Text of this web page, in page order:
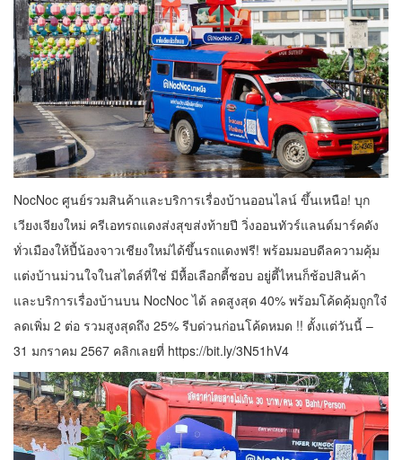
NocNoc ศูนย์รวมสินค้าและบริการเรื่องบ้านออนไลน์ ขึ้นเหนือ! บุก
เวียงเจียงใหม่ ครีเอทรถแดงส่งสุขส่งท้ายปี วิ่งออนทัวร์แลนด์มาร์คดัง
ทั่วเมืองให้ปี้น้องจาวเชียงใหม่ได้ขึ้นรถแดงฟรี! พร้อมมอบดีลความคุ้ม
แต่งบ้านม่วนใจในสไตล์ที่ใช่ มีหื้อเลือกตี้ชอบ อยู่ตี้ไหนก็ช้อปสินค้า
และบริการเรื่องบ้านบน NocNoc ได้ ลดสูงสุด 40% พร้อมโค้ดคุ้มถูกใจ๋
ลดเพิ่ม 2 ต่อ รวมสูงสุดถึง 25% รีบด่วนก่อนโค้ดหมด !! ตั้งแต่วันนี้ –
31 มกราคม 2567 คลิกเลยที่ https://bit.ly/3N51hV4